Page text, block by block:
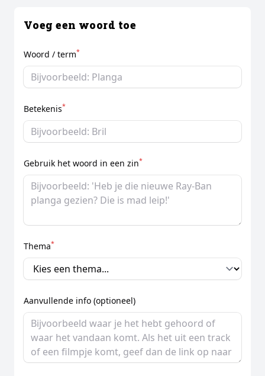
Voeg een woord toe
Woord / term*
Betekenis*
Gebruik het woord in een zin*
Thema*
Aanvullende info (optioneel)